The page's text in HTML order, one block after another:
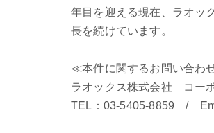
年目を迎える現在、ラオッ
長を続けています。
≪本件に関するお問い合わ
ラオックス株式会社 コー
TEL：03-5405-8859 /